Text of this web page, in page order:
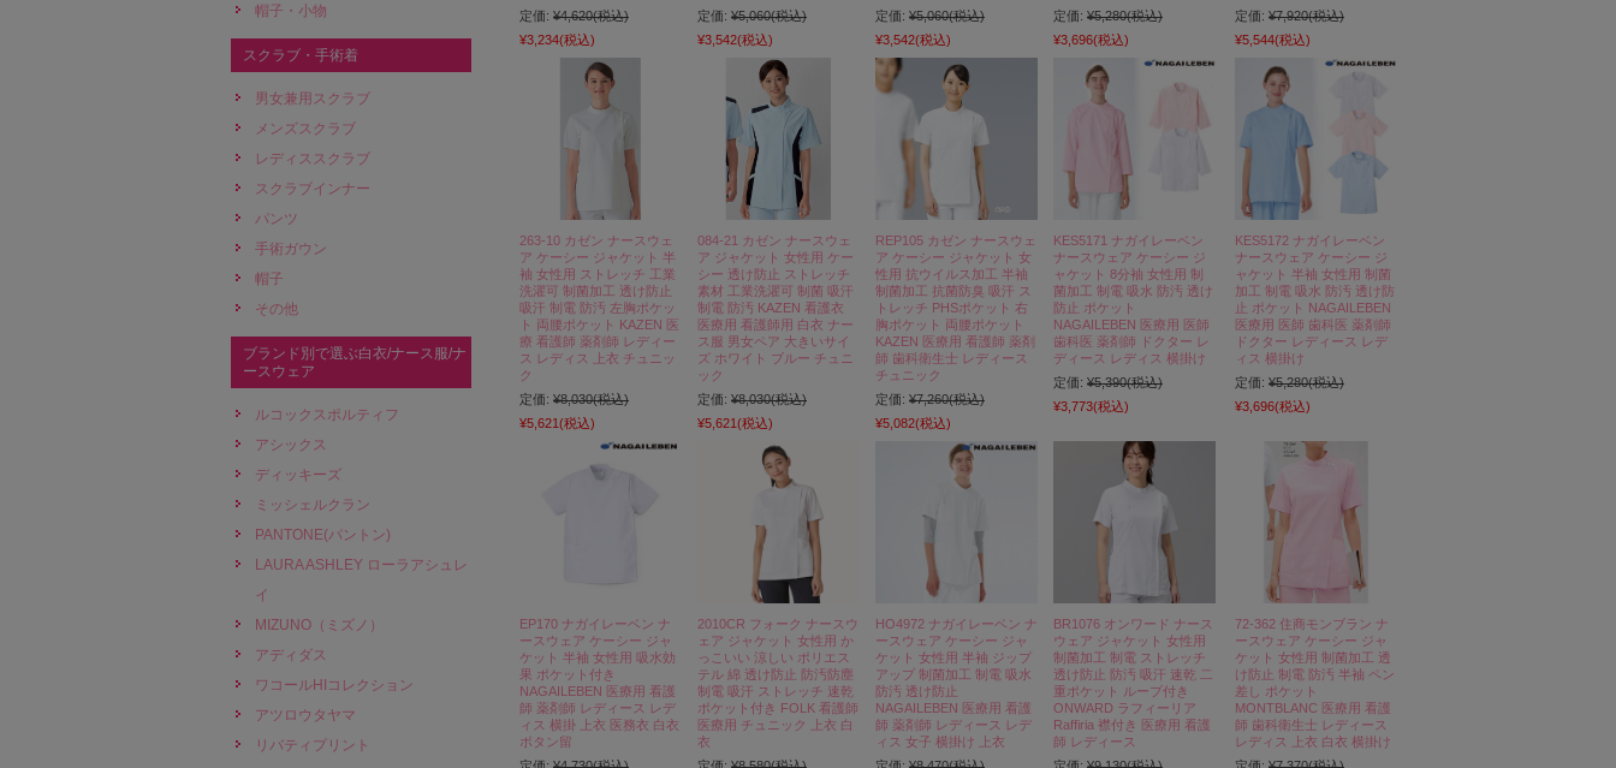
定価: ¥4,620(税込)
¥3,234(税込)
定価: ¥5,060(税込)
¥3,542(税込)
定価: ¥5,060(税込)
¥3,542(税込)
定価: ¥5,280(税込)
¥3,696(税込)
定価: ¥7,920(税込)
¥5,544(税込)
263-10 カゼン ナースウェ
ア ケーシー ジャケット 半
袖 女性用 ストレッチ 工業
洗濯可 制菌加工 透け防止
吸汗 制電 防汚 左胸ポケッ
ト 両腰ポケット KAZEN 医
療 看護師 薬剤師 レディー
ス レディス 上衣 チュニッ
ク
定価: ¥8,030(税込)
¥5,621(税込)
084-21 カゼン ナースウェ
ア ジャケット 女性用 ケー
シー 透け防止 ストレッチ
素材 工業洗濯可 制菌 吸汗
制電 防汚 KAZEN 看護衣
医療用 看護師用 白衣 ナー
ス服 男女ペア 大きいサイ
ズ ホワイト ブルー チュニ
ック
定価: ¥8,030(税込)
¥5,621(税込)
REP105 カゼン ナースウェ
ア ケーシー ジャケット 女
性用 抗ウイルス加工 半袖
制菌加工 抗菌防臭 吸汗 ス
トレッチ PHSポケット 右
胸ポケット 両腰ポケット
KAZEN 医療用 看護師 薬剤
師 歯科衛生士 レディース
チュニック
定価: ¥7,260(税込)
¥5,082(税込)
KES5171 ナガイレーベン
ナースウェア ケーシー ジ
ャケット 8分袖 女性用 制
菌加工 制電 吸水 防汚 透け
防止 ポケット
NAGAILEBEN 医療用 医師
歯科医 薬剤師 ドクター レ
ディース レディス 横掛け
定価: ¥5,390(税込)
¥3,773(税込)
KES5172 ナガイレーベン
ナースウェア ケーシー ジ
ャケット 半袖 女性用 制菌
加工 制電 吸水 防汚 透け防
止 ポケット NAGAILEBEN
医療用 医師 歯科医 薬剤師
ドクター レディース レデ
ィス 横掛け
定価: ¥5,280(税込)
¥3,696(税込)
EP170 ナガイレーベン ナ
ースウェア ケーシー ジャ
ケット 半袖 女性用 吸水効
果 ポケット付き
NAGAILEBEN 医療用 看護
師 薬剤師 レディース レデ
ィス 横掛 上衣 医務衣 白衣
ボタン留
2010CR フォーク ナースウ
ェア ジャケット 女性用 か
っこいい 涼しい ポリエス
テル 綿 透け防止 防汚防塵
制電 吸汗 ストレッチ 速乾
ポケット付き FOLK 看護師
医療用 チュニック 上衣 白
衣
HO4972 ナガイレーベン ナ
ースウェア ケーシー ジャ
ケット 女性用 半袖 ジップ
アップ 制菌加工 制電 吸水
防汚 透け防止
NAGAILEBEN 医療用 看護
師 薬剤師 レディース レデ
ィス 女子 横掛け 上衣
BR1076 オンワード ナース
ウェア ジャケット 女性用
制菌加工 制電 ストレッチ
透け防止 防汚 吸汗 速乾 二
重ポケット ループ付き
ONWARD ラフィーリア
Raffiria 襟付き 医療用 看護
師 レディース
72-362 住商モンブラン ナ
ースウェア ケーシー ジャ
ケット 女性用 制菌加工 透
け防止 制電 防汚 半袖 ペン
差し ポケット
MONTBLANC 医療用 看護
師 歯科衛生士 レディース
レディス 上衣 白衣 横掛け
帽子・小物
スクラブ・手術着
男女兼用スクラブ
メンズスクラブ
レディススクラブ
スクラブインナー
パンツ
手術ガウン
帽子
その他
ブランド別で選ぶ白衣/ナース服/ナ
ースウェア
ルコックスポルティフ
アシックス
ディッキーズ
ミッシェルクラン
PANTONE(パントン)
LAURA ASHLEY ローラアシュレ
イ
MIZUNO（ミズノ）
アディダス
ワコールHIコレクション
アツロウタヤマ
リバティプリント